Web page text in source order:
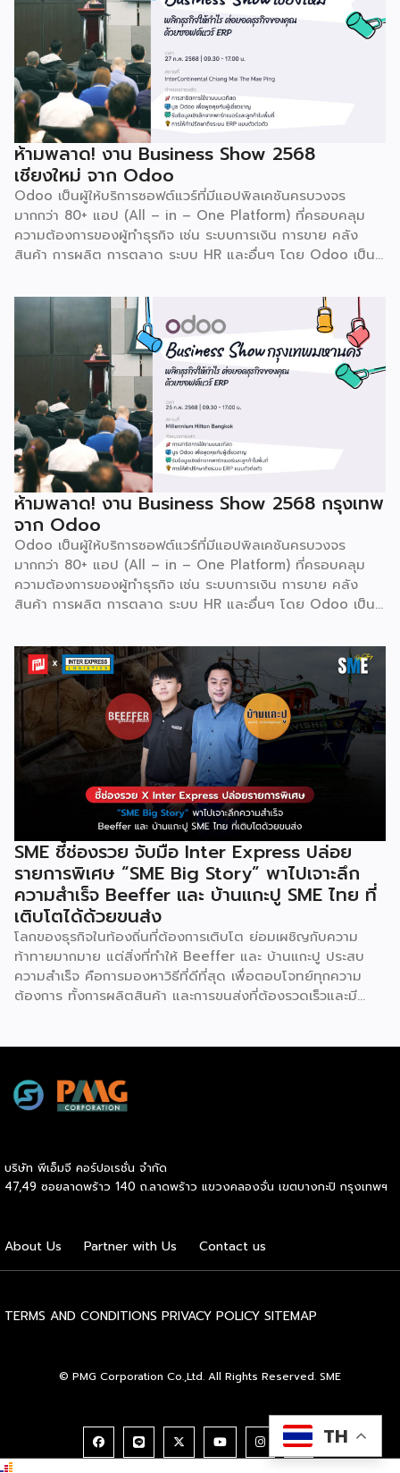
ห้ามพลาด! งาน Business Show 2568
เชียงใหม่ จาก Odoo
Odoo เป็นผู้ให้บริการซอฟต์แวร์ที่มีแอปพิลเคชันครบวงจร
มากกว่า 80+ แอป (All – in – One Platform) ที่ครอบคลุม
ความต้องการของผู้ทำธุรกิจ เช่น ระบบการเงิน การขาย คลัง
สินค้า การผลิต การตลาด ระบบ HR และอื่นๆ โดย Odoo เป็นผู้
เบลเยี่ยมให้บริการใน 19 แห่งทั่วโลก รวมถึงสหรัฐอเมริกา ฮ่องกง
อินโดนีเซีย และดูไบ ปัจจุบัน Odoo ให้บริการผู้ใช้งานในไทย
มากกว่า 4 แสนราย และมีผู้ใช้งานมากกว่า 6 ล้านคนทั่วเอเชีย ปีนี้
Odoo กลับมาจัดงาน Business Roadshow 2568 ภายใต้
Concept พลิกธุรกิจให้กำไร ต่อยอดธุรกิจของคุณด้วย
ซอฟต์แวร์ ERP ที่มาปลดล็อกทุกธุรกิจในประเทศไทยผ่านการนำ
เทคโนโลยีใหม่สุดล้ำ ยกระดับองค์กรของคุณไปสู่ระบบดิจิทัล
พร้อมกับโอกาสที่จะได้เข้ามาเป็นพาร์ทเนอร์ระดับมืออาชีพร่วมกับ
Odoo […]
ห้ามพลาด! งาน Business Show 2568 กรุงเทพ
จาก Odoo
Odoo เป็นผู้ให้บริการซอฟต์แวร์ที่มีแอปพิลเคชันครบวงจร
มากกว่า 80+ แอป (All – in – One Platform) ที่ครอบคลุม
ความต้องการของผู้ทำธุรกิจ เช่น ระบบการเงิน การขาย คลัง
สินค้า การผลิต การตลาด ระบบ HR และอื่นๆ โดย Odoo เป็นผู้
เบลเยี่ยมให้บริการใน 19 แห่งทั่วโลก รวมถึงสหรัฐอเมริกา ฮ่องกง
อินโดนีเซีย และดูไบ ปัจจุบัน Odoo ให้บริการผู้ใช้งานในไทย
มากกว่า 4 แสนราย และมีผู้ใช้งานมากกว่า 6 ล้านคนทั่วเอเชีย ปีนี้
Odoo กลับมาจัดงาน Business Roadshow 2568 ภายใต้
Concept พลิกธุรกิจให้กำไร ต่อยอดธุรกิจของคุณด้วย
ซอฟต์แวร์ ERP ที่มาปลดล็อกทุกธุรกิจในประเทศไทยผ่านการนำ
เทคโนโลยีใหม่สุดล้ำ ยกระดับองค์กรของคุณไปสู่ระบบดิจิทัล
พร้อมกับโอกาสที่จะได้เข้ามาเป็นพาร์ทเนอร์ระดับมืออาชีพร่วมกับ
SME ชี้ช่องรวย จับมือ Inter Express ปล่อย
รายการพิเศษ “SME Big Story” พาไปเจาะลึก
ความสำเร็จ Beeffer และ บ้านแกะปู SME ไทย ที่
เติบโตได้ด้วยขนส่ง
โลกของธุรกิจในท้องถิ่นที่ต้องการเติบโต ย่อมเผชิญกับความ
ท้าทายมากมาย แต่สิ่งที่ทำให้ Beeffer และ บ้านแกะปู ประสบ
ความสำเร็จ คือการมองหาวิธีที่ดีที่สุด เพื่อตอบโจทย์ทุกความ
ต้องการ ทั้งการผลิตสินค้า และการขนส่งที่ต้องรวดเร็วและมี
วัวในจังหวัดระยอง และขยายสู่การเป็นแบรนด์ที่ได้รับความนิยม
ทั่วประเทศ ความสำเร็จของ Beeffer ไม่ได้เกิดขึ้นจากแค่การมี
จังหวัด บ้านแกะปู : ร้านอาหารทะเลในอ่างศิลา กับความสำเร็จ
ที่มาจากความใส่ใจในคุณภาพสินค้า ตอบโจทย์ painpoint ของ
สมบูรณ์แบบ ไม่ว่าจะเป็น Beeffer หรือ บ้านแกะปู สิ่งที่ทั้งสอง
แบรนด์มีเหมือนกันคือการเลือกขนส่งควบคุมอุณหภูมิที่มีความ
ทุกรูปแบบ ไม่ใช่เพียงแค่ขนส่ง แต่ยังเป็นตัวช่วยสำคัญในการ
บริษัท พีเอ็มจี คอร์ปอเรชั่น จำกัด
47,49 ซอยลาดพร้าว 140 ถ.ลาดพร้าว แขวงคลองจั่น เขตบางกะปิ กรุงเทพฯ
About Us Partner with Us Contact us
TERMS AND CONDITIONS PRIVACY POLICY SITEMAP
© PMG Corporation Co.,Ltd. All Rights Reserved. SME
TH